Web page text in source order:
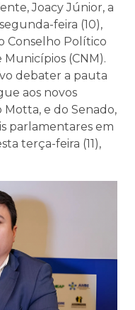
Joacy Júnior, a
feira (10),
Conselho Político
(CNM).
debater a pauta
aos novos
Motta, e do Senado,
parlamentares em
terça-feira (11),